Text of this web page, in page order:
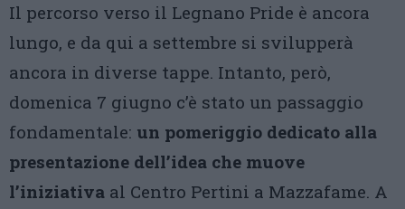
Il percorso verso il Legnano Pride è ancora
lungo, e da qui a settembre si svilupperà
ancora in diverse tappe. Intanto, però,
domenica 7 giugno c’è stato un passaggio
fondamentale: un pomeriggio dedicato alla
presentazione dell’idea che muove
l’iniziativa al Centro Pertini a Mazzafame. A